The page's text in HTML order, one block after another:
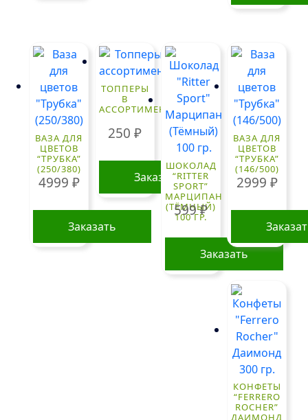
ВАЗА ДЛЯ
ЦВЕТОВ
“ТРУБКА”
(250/380)
4999 ₽
Заказать
ТОППЕРЫ
В
АССОРТИМЕНТЕ
250₽
Заказать
ШОКОЛАД
“RITTER
SPORT”
МАРЦИПАН
(ТЁМНЫЙ)
100 ГР.
599₽
Заказать
ВАЗА ДЛЯ
ЦВЕТОВ
“ТРУБКА”
(146/500)
2999 ₽
КОНФЕТЫ
“FERRERO
ROCHER”
ДАИМОНД